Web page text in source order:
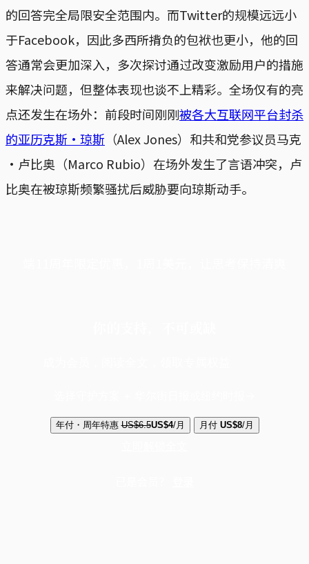
的回答完全局限安全范围内。而Twitter的规模远远小
于Facebook，因此多西所揹负的包袱也更小，他的回
答通常会更加深入，多次探讨通过改变激励用户的措施
来解决问题，但整体表现也谈不上精彩。全场仅有的亮
点还发生在场外：前段时间刚刚被各大互联网平台封杀
的亚历克斯·琼斯 （Alex Jones）和共和党参议员马克
·卢比奥（Marco Rubio）在场外发生了言语冲突，卢
比奥在被琼斯频繁骚扰后威胁要向琼斯动手。
年付・周年特惠 US$6.5US$4/月 月付 US$8/月